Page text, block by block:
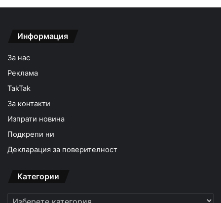
Информация
За нас
Реклама
TakTak
За контакти
Изпрати новина
Подкрепи ни
Декларация за поверителност
Категории
Категории